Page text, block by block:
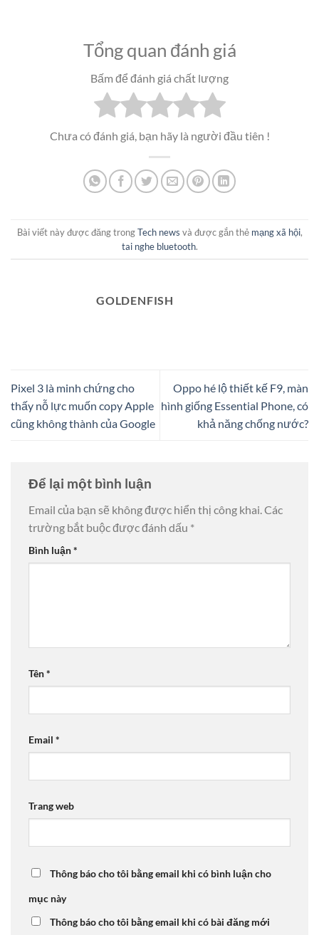
Tổng quan đánh giá
Bấm để đánh giá chất lượng
Chưa có đánh giá, bạn hãy là người đầu tiên !
Bài viết này được đăng trongTech news và được gắn thẻ mạng xã hội,
tai nghe bluetooth.
GOLDENFISH
Pixel 3 là minh chứng cho
thấy nỗ lực muốn copy Apple
cũng không thành của Google
Oppo hé lộ thiết kế F9, màn
hình giống Essential Phone, có
khả năng chống nước?
Để lại một bình luận
Email của bạn sẽ không được hiển thị công khai.Các
trường bắt buộc được đánh dấu *
Bình luận*
Tên*
Email *
Trang web
Thông báo cho tôi bằng email khi có bình luận cho
mục này
Thông báo cho tôi bằng email khi có bài đăng mới